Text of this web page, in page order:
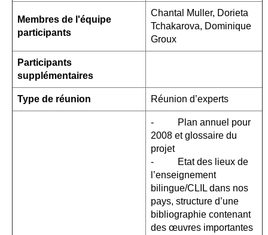
Membres de l'équipe
participants
Chantal Muller, Dorieta
Tchakarova, Dominique
Groux
Participants
supplémentaires
Type de réunion Réunion d’experts
- Plan annuel pour
2008 et glossaire du
projet
- Etat des lieux de
l’enseignement
bilingue/CLIL dans nos
pays, structure d’une
bibliographie contenant
des œuvres importantes